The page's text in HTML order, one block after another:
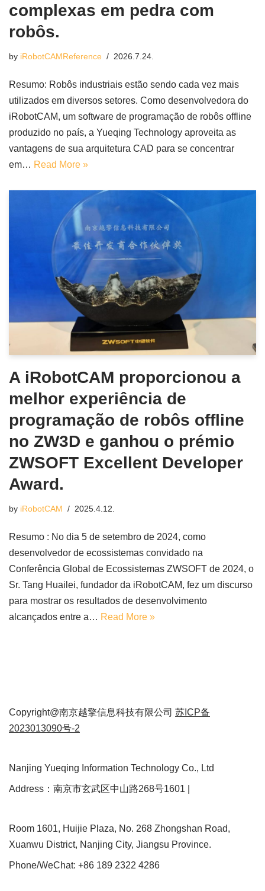
complexas em pedra com
robôs.
by iRobotCAMReference 2026.7.24.
Resumo: Robôs industriais estão sendo cada vez mais
utilizados em diversos setores. Como desenvolvedora do
iRobotCAM, um software de programação de robôs offline
produzido no país, a Yueqing Technology aproveita as
vantagens de sua arquitetura CAD para se concentrar
em… Read More »
A iRobotCAM proporcionou a
melhor experiência de
programação de robôs offline
no ZW3D e ganhou o prémio
ZWSOFT Excellent Developer
Award.
by iRobotCAM 2025.4.12.
Resumo : No dia 5 de setembro de 2024, como
desenvolvedor de ecossistemas convidado na
Conferência Global de Ecossistemas ZWSOFT de 2024, o
Sr. Tang Huailei, fundador da iRobotCAM, fez um discurso
para mostrar os resultados de desenvolvimento
alcançados entre a… Read More »
Copyright@南京越擎信息科技有限公司 苏ICP备
2023013090号-2
Nanjing Yueqing Information Technology Co., Ltd
Address：南京市玄武区中山路268号1601 |
Room 1601, Huijie Plaza, No. 268 Zhongshan Road,
Xuanwu District, Nanjing City, Jiangsu Province.
Phone/WeChat: +86 189 2322 4286